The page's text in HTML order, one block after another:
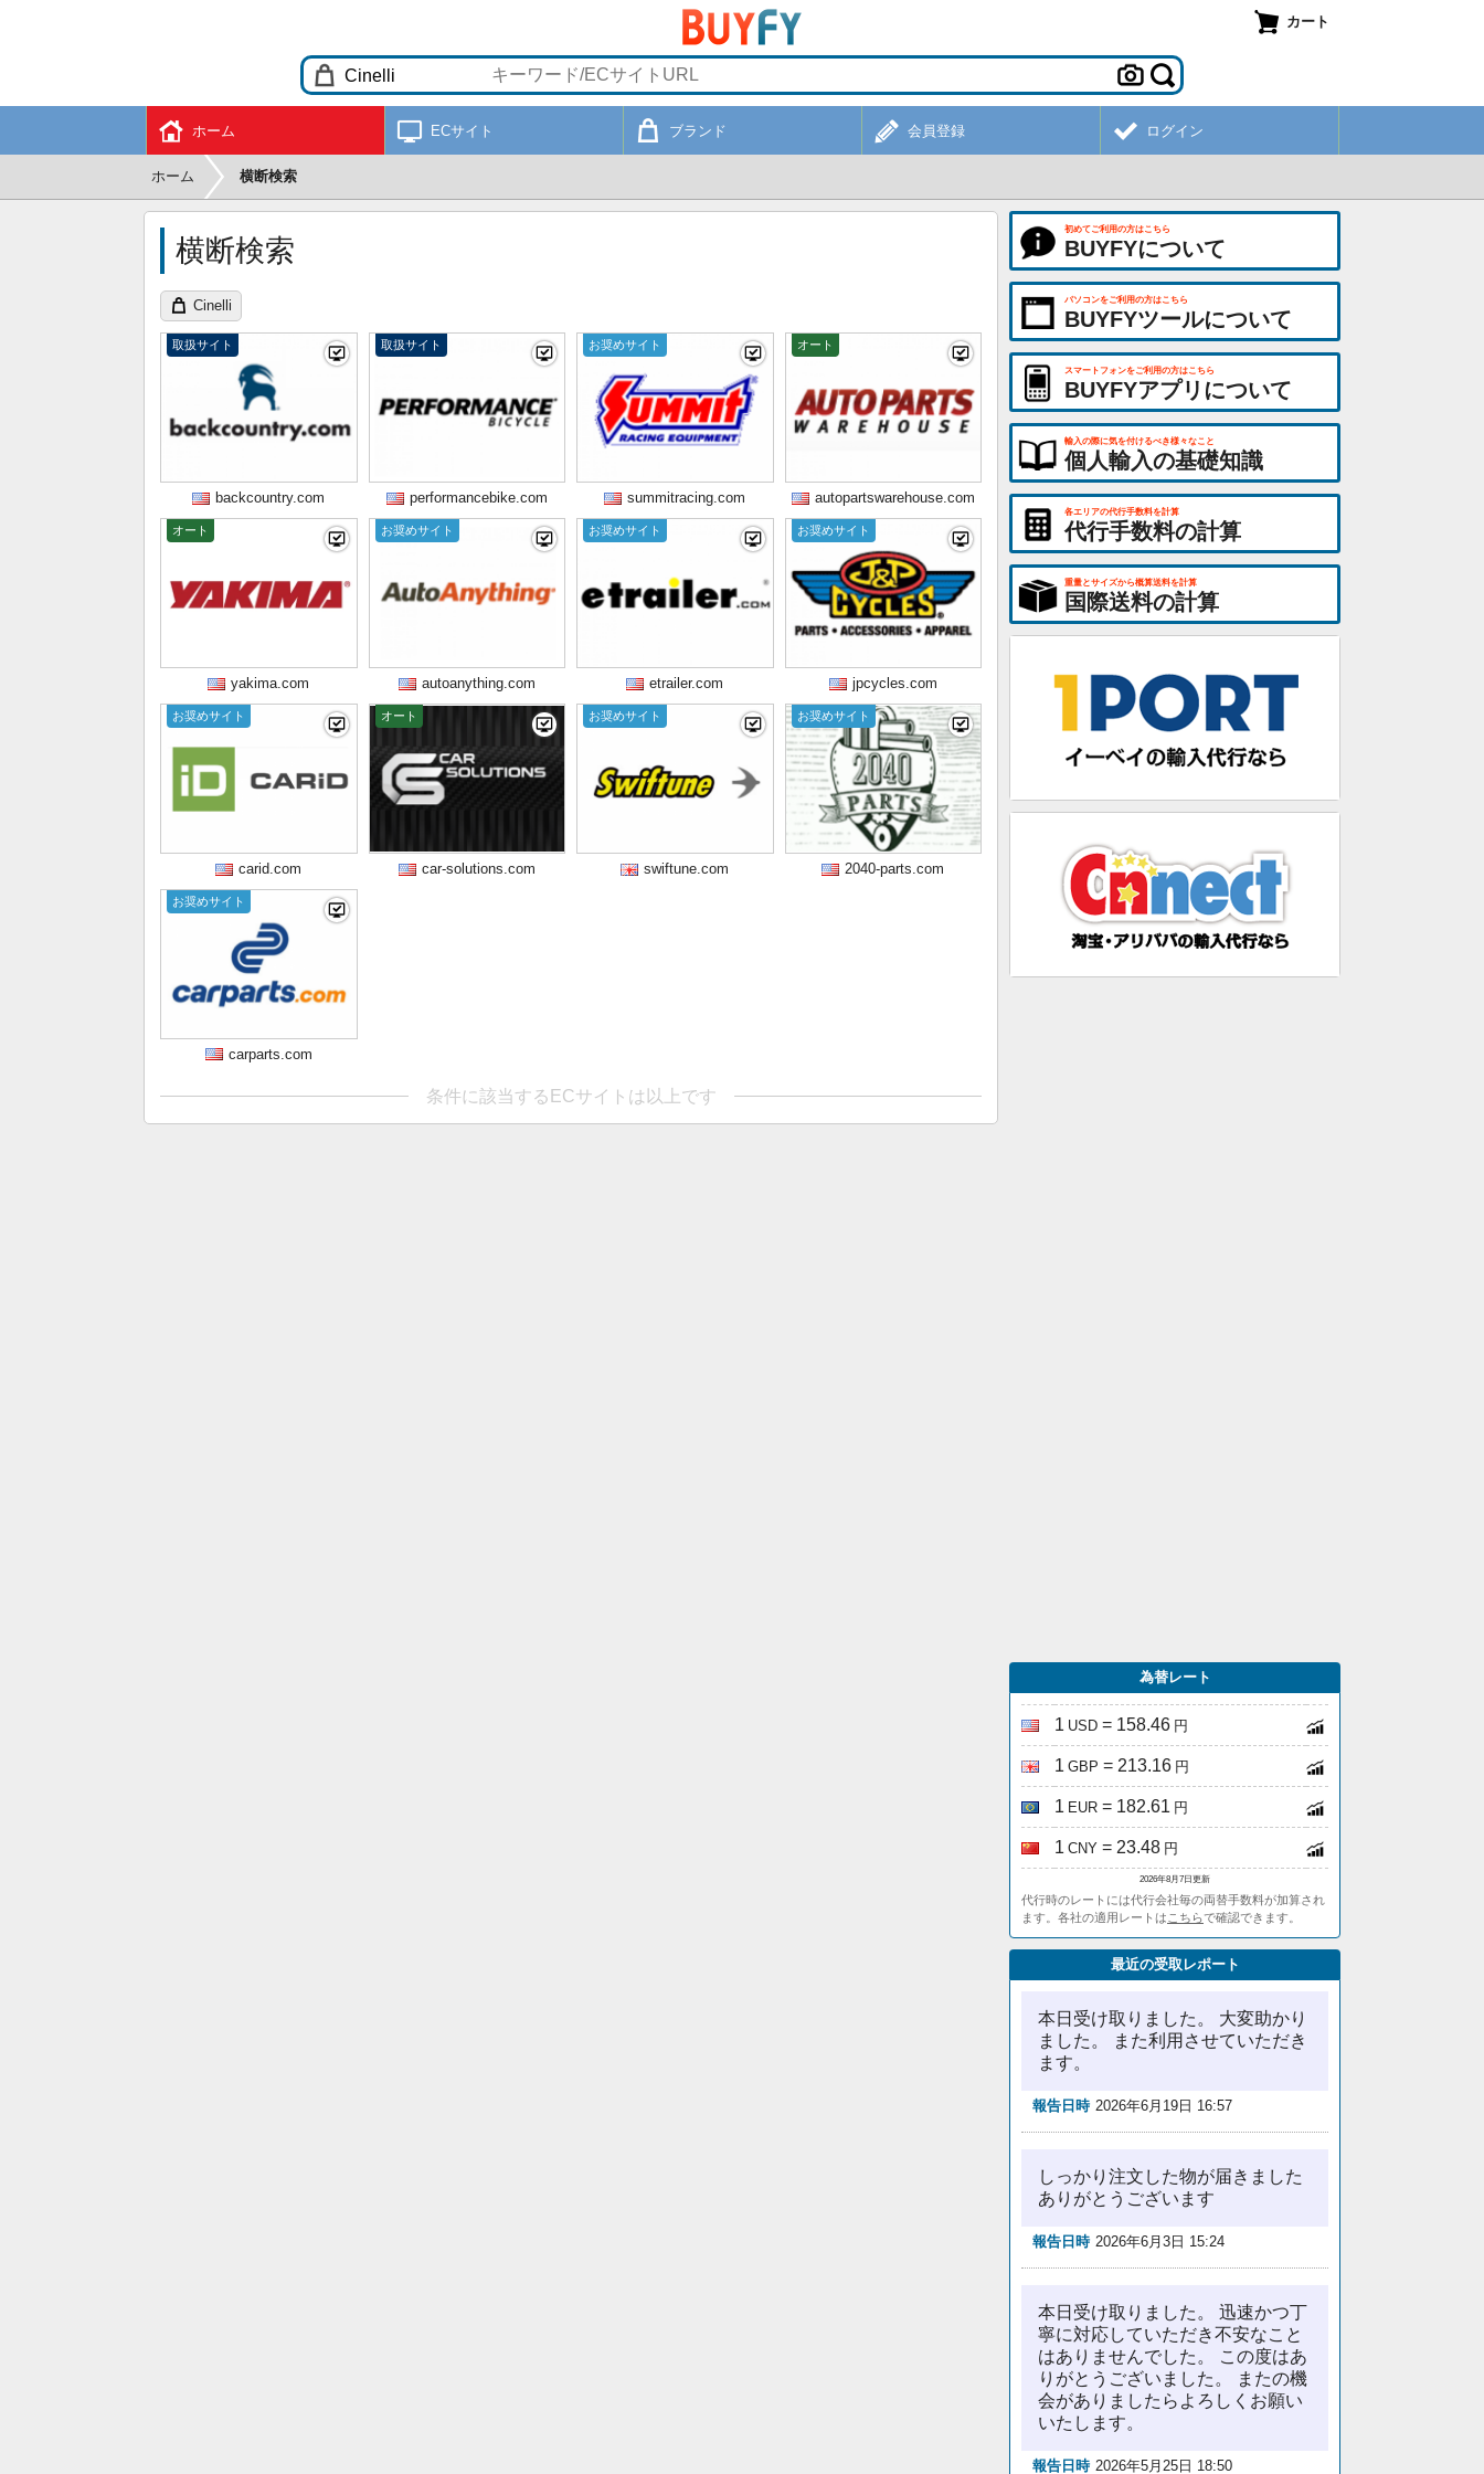
カート
ホーム ECサイト ブランド 会員登録 ログイン
ホーム 横断検索
横断検索
Cinelli
取扱サイト
backcountry.com
取扱サイト
performancebike.com
お奨めサイト
summitracing.com
オート
autopartswarehouse.com
オート
yakima.com
お奨めサイト
autoanything.com
お奨めサイト
etrailer.com
お奨めサイト
jpcycles.com
お奨めサイト
carid.com
オート
car-solutions.com
お奨めサイト
swiftune.com
お奨めサイト
2040-parts.com
お奨めサイト
carparts.com
条件に該当するECサイトは以上です
初めてご利用の方はこちら
BUYFYについて
パソコンをご利用の方はこちら
BUYFYツールについて
スマートフォンをご利用の方はこちら
BUYFYアプリについて
輸入の際に気を付けるべき様々なこと
個人輸入の基礎知識
各エリアの代行手数料を計算
代行手数料の計算
重量とサイズから概算送料を計算
国際送料の計算
為替レート
1 USD = 158.46 円
1 GBP = 213.16 円
1 EUR = 182.61 円
1 CNY = 23.48 円
2026年8月7日更新
代行時のレートには代行会社毎の両替手数料が加算され
ます。各社の適用レートは こちらで確認できます。
最近の受取レポート
本日受け取りました。 大変助かり
ました。 また利用させていただき
ます。
報告日時 2026年6月19日 16:57
しっかり注文した物が届きました
ありがとうございます
報告日時 2026年6月3日 15:24
本日受け取りました。 迅速かつ丁
寧に対応していただき不安なこと
はありませんでした。 この度はあ
りがとうございました。 またの機
会がありましたらよろしくお願い
いたします。
報告日時 2026年5月25日 18:50